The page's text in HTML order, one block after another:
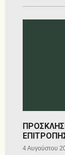
4 Αυγούστου